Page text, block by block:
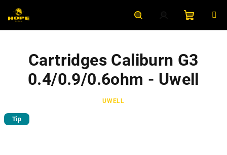
obsah
HledatPřihlášeníNákupní
košík
Cartridges Caliburn G3
0.4/0.9/0.6ohm - Uwell
UWELL
Tip